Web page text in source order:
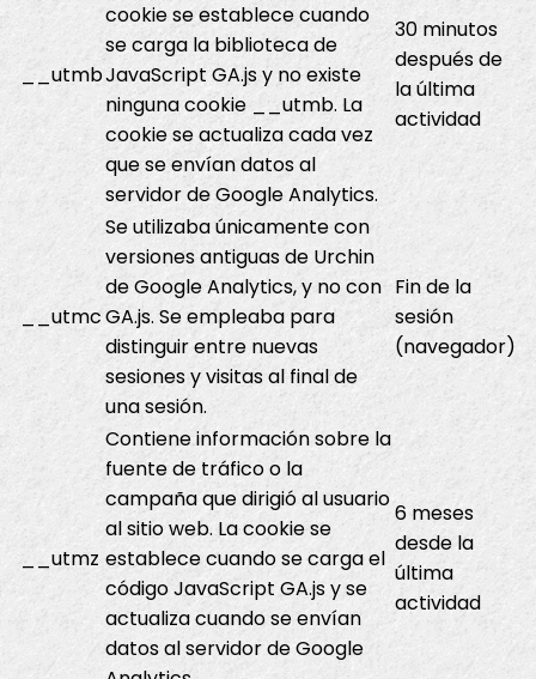
__utmb
cookie se establece cuando
se carga la biblioteca de
JavaScript GA.js y no existe
ninguna cookie __utmb. La
cookie se actualiza cada vez
que se envían datos al
servidor de Google Analytics.
30 minutos
después de
la última
actividad
__utmc
Se utilizaba únicamente con
versiones antiguas de Urchin
de Google Analytics, y no con
GA.js. Se empleaba para
distinguir entre nuevas
sesiones y visitas al final de
una sesión.
Fin de la
sesión
(navegador)
__utmz
Contiene información sobre la
fuente de tráfico o la
campaña que dirigió al usuario
al sitio web. La cookie se
establece cuando se carga el
código JavaScript GA.js y se
actualiza cuando se envían
datos al servidor de Google
6 meses
desde la
última
actividad